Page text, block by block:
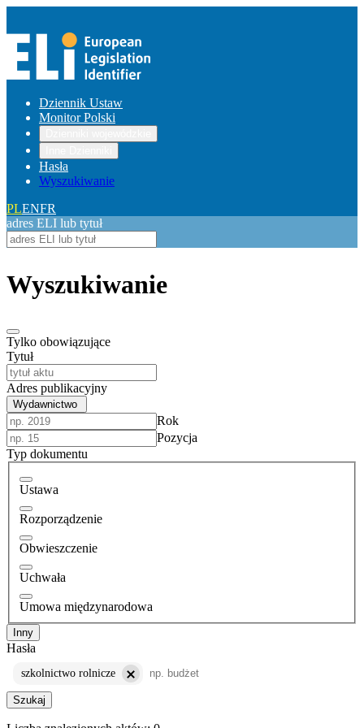
Dziennik Ustaw
Monitor Polski
Hasła
Wyszukiwanie
PLENFR
adres ELI lub tytuł
Wyszukiwanie
Tylko obowiązujące
Tytuł
Adres publikacyjny
Wydawnictwo
Rok
Pozycja
Typ dokumentu
Ustawa
Rozporządzenie
Obwieszczenie
Uchwała
Umowa międzynarodowa
Inny
Hasła
szkolnictwo rolnicze
Szukaj